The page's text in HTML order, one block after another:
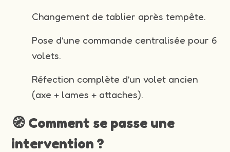
Changement de tablier après tempête.
Pose d’une commande centralisée pour 6
volets.
Réfection complète d’un volet ancien
(axe + lames + attaches).
🧭 Comment se passe une
intervention ?